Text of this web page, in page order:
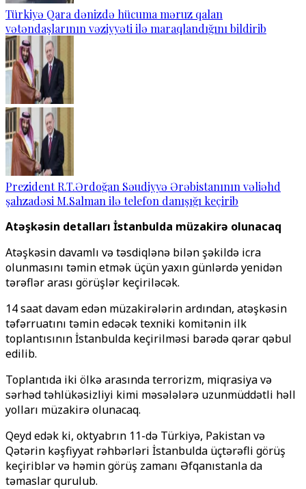
Türkiyə Qara dənizdə hücuma məruz qalan
vətəndaşlarının vəziyyəti ilə maraqlandığını bildirib
Prezident R.T.Ərdoğan Səudiyyə Ərəbistanının vəliəhd
şahzadəsi M.Salman ilə telefon danışığı keçirib
Atəşkəsin detalları İstanbulda müzakirə olunacaq
Atəşkəsin davamlı və təsdiqlənə bilən şəkildə icra
olunmasını təmin etmək üçün yaxın günlərdə yenidən
tərəflər arası görüşlər keçiriləcək.
14 saat davam edən müzakirələrin ardından, atəşkəsin
təfərruatını təmin edəcək texniki komitənin ilk
toplantısının İstanbulda keçirilməsi barədə qərar qəbul
edilib.
Toplantıda iki ölkə arasında terrorizm, miqrasiya və
sərhəd təhlükəsizliyi kimi məsələlərə uzunmüddətli həll
yolları müzakirə olunacaq.
Qeyd edək ki, oktyabrın 11-də Türkiyə, Pakistan və
Qətərin kəşfiyyat rəhbərləri İstanbulda üçtərəfli görüş
keçiriblər və həmin görüş zamanı Əfqanıstanla da
təmaslar qurulub.